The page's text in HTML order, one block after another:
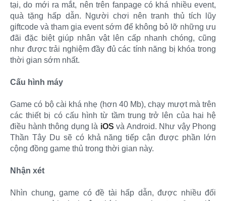
tại, do mới ra mắt, nên trên fanpage có khá nhiều event,
quà tặng hấp dẫn. Người chơi nên tranh thủ tích lũy
giftcode và tham gia event sớm để không bỏ lỡ những ưu
đãi đặc biệt giúp nhân vật lên cấp nhanh chóng, cũng
như được trải nghiệm đầy đủ các tính năng bị khóa trong
thời gian sớm nhất.
Cấu hình máy
Game có bộ cài khá nhẹ (hơn 40 Mb), chạy mượt mà trên
các thiết bị có cấu hình từ tầm trung trở lên của hai hệ
điều hành thông dụng là iOS và Android. Như vậy Phong
Thần Tây Du sẽ có khả năng tiếp cận được phần lớn
cộng đồng game thủ trong thời gian này.
Nhận xét
Nhìn chung, game có đề tài hấp dẫn, được nhiều đối